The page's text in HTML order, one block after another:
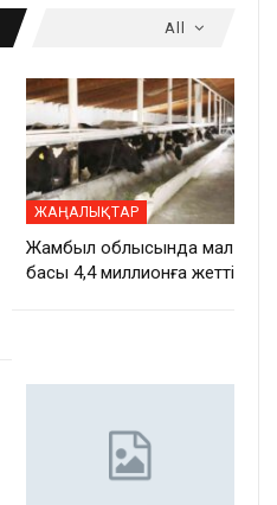
All
ЖАҢАЛЫҚТАР
Жамбыл облысында мал
басы 4,4 миллионға жетті